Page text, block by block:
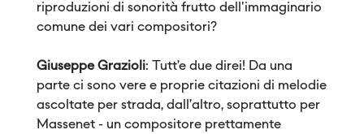
riproduzioni di sonorità frutto dell'immaginario
comune dei vari compositori?
Giuseppe Grazioli: Tutt’e due direi! Da una
parte ci sono vere e proprie citazioni di melodie
ascoltate per strada, dall’altro, soprattutto per
Massenet - un compositore prettamente